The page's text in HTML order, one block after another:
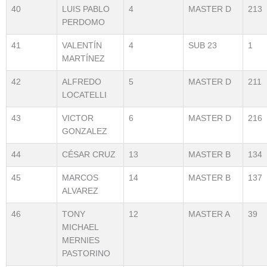
40
LUIS PABLO
PERDOMO
4 MASTER D 213
41
VALENTÍN
MARTÍNEZ
4 SUB 23 1
42
ALFREDO
LOCATELLI
5 MASTER D 211
43
VICTOR
GONZALEZ
6 MASTER D 216
44 CÉSAR CRUZ 13 MASTER B 134
45
MARCOS
ALVAREZ
14 MASTER B 137
46
TONY
MICHAEL
MERNIES
PASTORINO
12 MASTER A 39